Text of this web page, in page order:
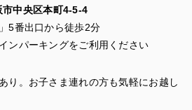
中央区本町4-5-4
5番出口から徒歩2分
ンパーキングをご利用ください
り。お子さま連れの方も気軽にお越し